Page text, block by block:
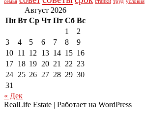
семья труд условия
Август 2026
Пн Вт Ср Чт Пт Сб Вс
1
2
3
4 5 6 7 8
9
10 11 12 13 14 15 16
17 18 19 20 21 22 23
24 25 26 27 28 29 30
31
« Дек
RealLife Estate | Работает на WordPress